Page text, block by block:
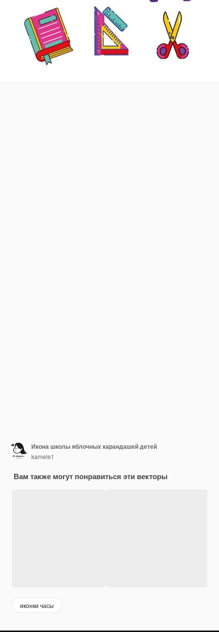
Икона школы яблочных карандашей детей
kamele1
Вам также могут понравиться эти векторы
иконки часы